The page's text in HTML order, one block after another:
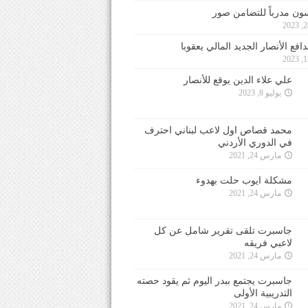
مدرباً للتضامن صور
الأنصار الجديد المالي يعقوبا
علي علاء الدين يوقع للأنصار
يوليو 8, 2023
محمد قصاص اول لاعب لبناني احترف
في الدوري الأردني
مارس 24, 2021
مشكلة ايوب حلت بهدوء
مارس 24, 2021
جاسبرت تلقى تقرير شامل عن كل
لاعبي فريقه
مارس 24, 2021
جاسبرت يجتمع ببدر اليوم ثم يقود حصته
التدريبية الأولى
مارس 24, 2021